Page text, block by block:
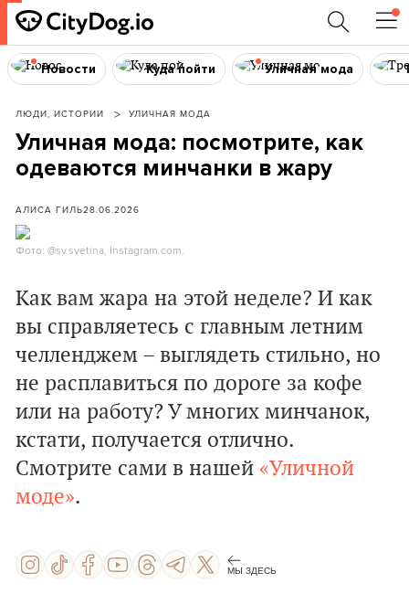
Новости Куда пойти Уличная мода
ЛЮДИ, ИСТОРИИ УЛИЧНАЯ МОДА
Уличная мода: посмотрите, как
одеваются минчанки в жару
АЛИСА ГИЛЬ28.06.2026
Фото: @sv.svetina, Instagram.com.
Как вам жара на этой неделе? И как
вы справляетесь с главным летним
челленджем – выглядеть стильно, но
не расплавиться по дороге за кофе
или на работу? У многих минчанок,
кстати, получается отлично.
Смотрите сами в нашей «Уличной
моде».
МЫ ЗДЕСЬ